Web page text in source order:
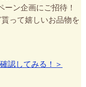
ン企画にご招待！
って嬉しいお品物を
認してみる！＞